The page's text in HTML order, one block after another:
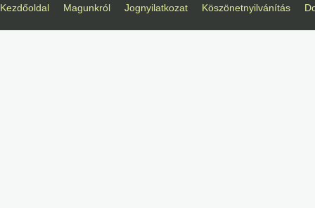
Kezdőoldal Magunkról Jognyilatkozat Köszönetnyilvánítás